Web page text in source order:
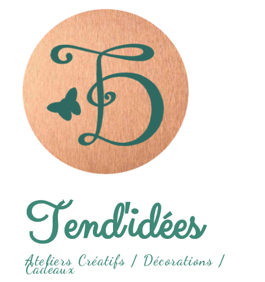
Tend'idées
Ateliers Créatifs / Décorations /
Cadeaux